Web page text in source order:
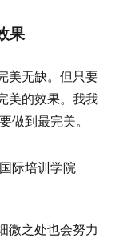
果
美无缺。但只要
美的效果。我我
做到最完美。
微之处也会努力